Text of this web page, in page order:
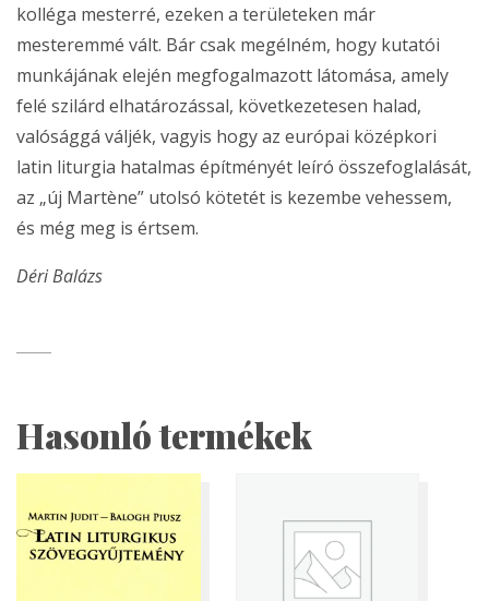
kolléga mesterré, ezeken a területeken már
mesteremmé vált. Bár csak megélném, hogy kutatói
munkájának elején megfogalmazott látomása, amely
felé szilárd elhatározással, következetesen halad,
valósággá váljék, vagyis hogy az európai középkori
latin liturgia hatalmas építményét leíró összefoglalását,
az „új Martène” utolsó kötetét is kezembe vehessem,
és még meg is értsem.
Déri Balázs
Hasonló termékek